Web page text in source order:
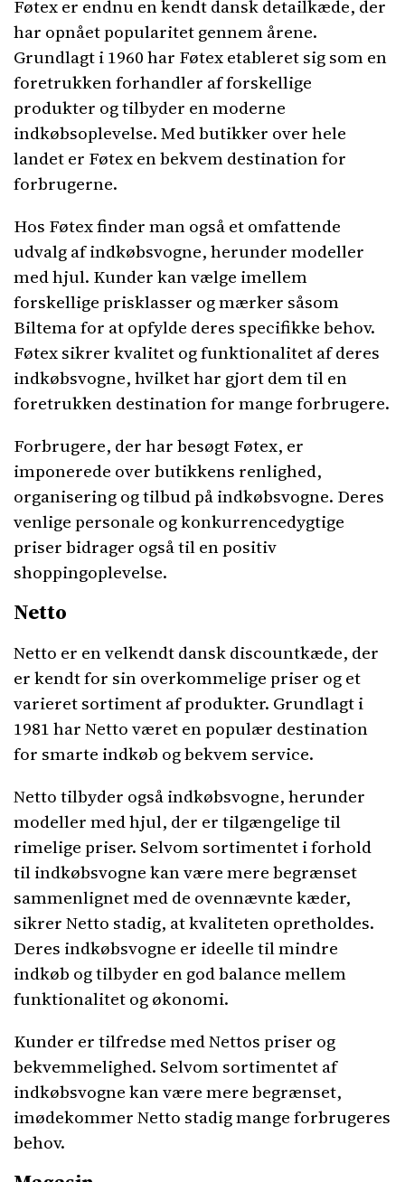
Føtex er endnu en kendt dansk detailkæde, der
har opnået popularitet gennem årene.
Grundlagt i 1960 har Føtex etableret sig som en
foretrukken forhandler af forskellige
produkter og tilbyder en moderne
indkøbsoplevelse. Med butikker over hele
landet er Føtex en bekvem destination for
forbrugerne.
Hos Føtex finder man også et omfattende
udvalg af indkøbsvogne, herunder modeller
med hjul. Kunder kan vælge imellem
forskellige prisklasser og mærker såsom
Biltema for at opfylde deres specifikke behov.
Føtex sikrer kvalitet og funktionalitet af deres
indkøbsvogne, hvilket har gjort dem til en
foretrukken destination for mange forbrugere.
Forbrugere, der har besøgt Føtex, er
imponerede over butikkens renlighed,
organisering og tilbud på indkøbsvogne. Deres
venlige personale og konkurrencedygtige
priser bidrager også til en positiv
shoppingoplevelse.
Netto
Netto er en velkendt dansk discountkæde, der
er kendt for sin overkommelige priser og et
varieret sortiment af produkter. Grundlagt i
1981 har Netto været en populær destination
for smarte indkøb og bekvem service.
Netto tilbyder også indkøbsvogne, herunder
modeller med hjul, der er tilgængelige til
rimelige priser. Selvom sortimentet i forhold
til indkøbsvogne kan være mere begrænset
sammenlignet med de ovennævnte kæder,
sikrer Netto stadig, at kvaliteten opretholdes.
Deres indkøbsvogne er ideelle til mindre
indkøb og tilbyder en god balance mellem
funktionalitet og økonomi.
Kunder er tilfredse med Nettos priser og
bekvemmelighed. Selvom sortimentet af
indkøbsvogne kan være mere begrænset,
imødekommer Netto stadig mange forbrugeres
behov.